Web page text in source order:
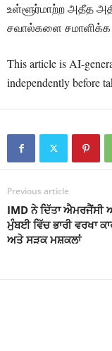
உள்ளூர்மாற்ற அதீத
சவால்களை
This article is AI-
independently before
Previous article
IMD ਨੇ ਦਿੱਤਾ ਐਮਰਜੈਂਸੀ
ਮੁੰਬਈ ਵਿੱਚ ਭਾਰੀ ਵਰਖਾ
ਅਤੇ ਸੜਕ ਮਸ਼ਕਲਾਂ